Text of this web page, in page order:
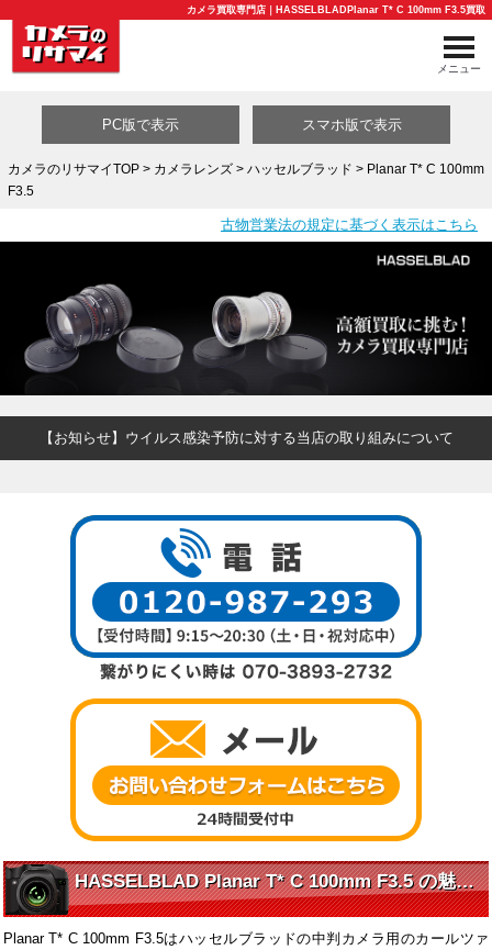
カメラ買取専門店｜HASSELBLADPlanar T* C 100mm F3.5買取
メニュー
PC版で表示 スマホ版で表示
カメラのリサマイTOP> カメラレンズ> ハッセルブラッド > Planar T* C 100mm
F3.5
古物営業法の規定に基づく表示はこちら
【お知らせ】ウイルス感染予防に対する当店の取り組みについて
HASSELBLAD Planar T* C 100mm F3.5 の魅力に迫る
Planar T* C 100mm F3.5はハッセルブラッドの中判カメラ用のカールツァ